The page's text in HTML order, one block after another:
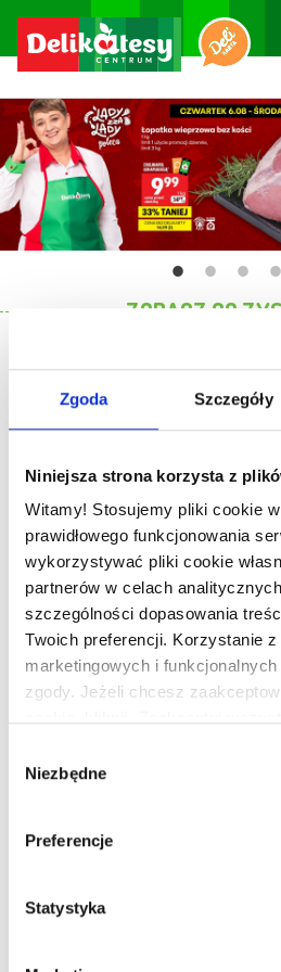
Zgoda Szczegóły
Niniejsza strona korzysta z
Witamy! Stosujemy pliki cookie
prawidłowego funkcjonowania
wykorzystywać pliki cookie
partnerów w celach
szczególności dopasowania
Twoich preferencji. Korzystanie
marketingowych i
zgody. Jeżeli chcesz
cookie innych niż niezbędne pliki
wszystkie”. Jeżeli chcesz
nas i naszych partnerów, kliknij
Pamiętaj, że każdą z
ustawienia.Korzystanie z plików
powyżej celach związane jest z
zgody
Niezbędne
Preferencje
Statystyka
ZOBACZ CO
Oferty specjalne
Historię zakupów
CHCESZ MIEĆ WIĘCEJ
APLIKACJĘ
Co Ci daje aplikacja